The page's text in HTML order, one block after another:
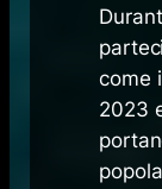
come
2023